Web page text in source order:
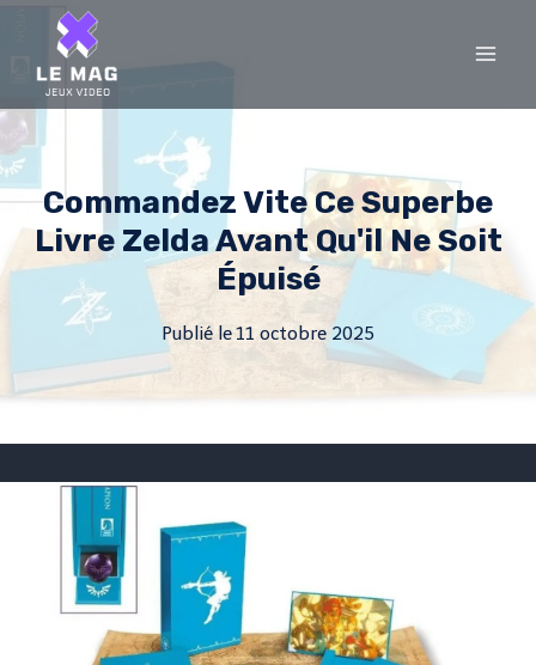
content
Commandez Vite Ce Superbe
Livre Zelda Avant Qu'il Ne Soit
Épuisé
Publié le11 octobre 2025